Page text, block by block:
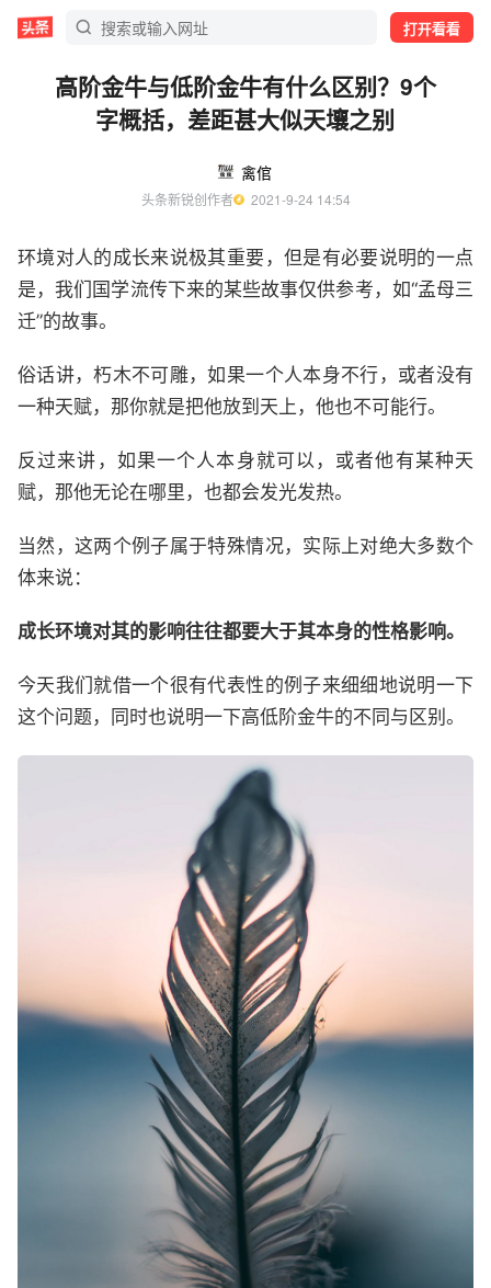
打开看看
高阶金牛与低阶金牛有什么区别？9个
字概括，差距甚大似天壤之别
禽倌
头条新锐创作者
  2021-9-24 14:54
环境对人的成长来说极其重要，但是有必要说明的一点
是，我们国学流传下来的某些故事仅供参考，如“孟母三
迁”的故事。
俗话讲，朽木不可雕，如果一个人本身不行，或者没有
一种天赋，那你就是把他放到天上，他也不可能行。
反过来讲，如果一个人本身就可以，或者他有某种天
赋，那他无论在哪里，也都会发光发热。
当然，这两个例子属于特殊情况，实际上对绝大多数个
体来说：
成长环境对其的影响往往都要大于其本身的性格影响。
今天我们就借一个很有代表性的例子来细细地说明一下
这个问题，同时也说明一下高低阶金牛的不同与区别。